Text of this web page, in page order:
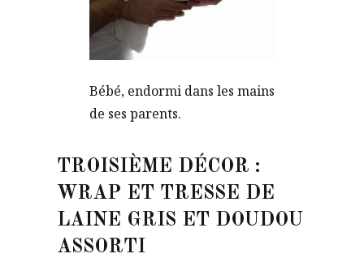
Bébé, endormi dans les mains
de ses parents.
TROISIÈME DÉCOR :
WRAP ET TRESSE DE
LAINE GRIS ET DOUDOU
ASSORTI